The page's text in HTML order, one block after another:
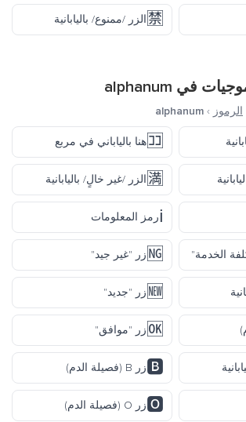
🈲 الزر /ممنوع/ باليابانية
في alphanum
الرموز ›
alphanum
🈁هنا بالياباني في مربع
🈵 الزر /غير خالٍ/ باليابانية
ℹ️رمز المعلومات
الخدمة" 🆖 زر "غير جيد"
🆕 زر "جديد"
🆗 زر "موافق"
🅱️زر B (فصيلة الدم)
🅾️زر O (فصيلة الدم)